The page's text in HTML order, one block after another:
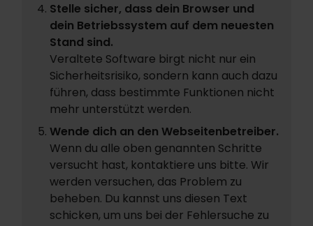
Stelle sicher, dass dein Browser und
dein Betriebssystem auf dem neuesten
Stand sind.
Veraltete Software birgt nicht nur ein
Sicherheitsrisiko, sondern kann auch dazu
führen, dass bestimmte Funktionen nicht
mehr unterstützt werden.
Wende dich an den Webseitenbetreiber.
Wenn du alle oben genannten Schritte
versucht hast, kontaktiere uns bitte. Wir
werden versuchen, das Problem zu
beheben. Du kannst uns diesen Text
schicken, um uns bei der Fehlersuche zu